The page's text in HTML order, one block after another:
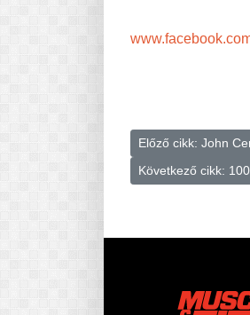
Előző cikk: John
Következő cikk: